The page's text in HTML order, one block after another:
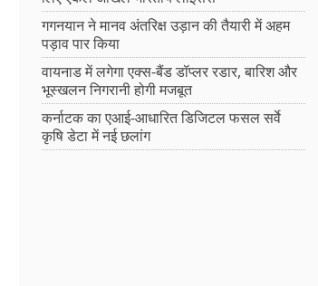
गगनयान ने मानव अंतरिक्ष उड़ान की तैयारी में अहम
पड़ाव पार किया
वायनाड में लगेगा एक्स-बैंड डॉप्लर रडार, बारिश और
भूस्खलन निगरानी होगी मजबूत
कर्नाटक का एआई-आधारित डिजिटल फसल सर्वे
कृषि डेटा में नई छलांग